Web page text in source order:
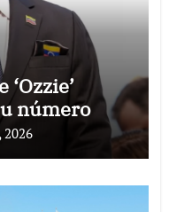
número
2026